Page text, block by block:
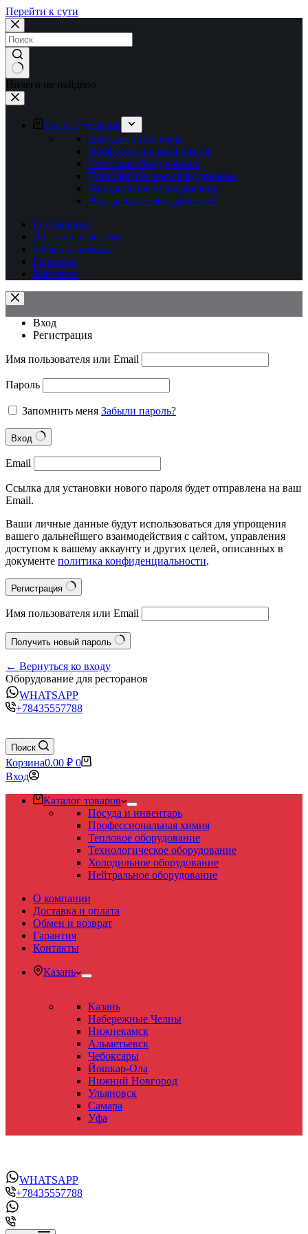
Перейти к сути
Ничего не найдено
Каталог товаров
Посуда и инвентарь
Профессиональная химия
Тепловое оборудование
Технологическое оборудование
Холодильное оборудование
Нейтральное оборудование
О компании
Доставка и оплата
Обмен и возврат
Гарантия
Контакты
Вход
Регистрация
Имя пользователя или Email
Пароль
Запомнить меня Забыли пароль?
Вход
Email
Ссылка для установки нового пароля будет отправлена на ваш
Email.
Ваши личные данные будут использоваться для упрощения
вашего дальнейшего взаимодействия с сайтом, управления
доступом к вашему аккаунту и других целей, описанных в
документе политика конфиденциальности.
Регистрация
Имя пользователя или Email
Получить новый пароль
← Вернуться ко входу
Оборудование для ресторанов
WHATSAPP
+78435557788
Поиск
Корзина0.00 ₽ 0
Вход
Каталог товаров
Посуда и инвентарь
Профессиональная химия
Тепловое оборудование
Технологическое оборудование
Холодильное оборудование
Нейтральное оборудование
О компании
Доставка и оплата
Обмен и возврат
Гарантия
Контакты
Казань
Казань
Набережные Челны
Нижнекамск
Альметьевск
Чебоксары
Йошкар-Ола
Нижний Новгород
Ульяновск
Самара
Уфа
WHATSAPP
+78435557788